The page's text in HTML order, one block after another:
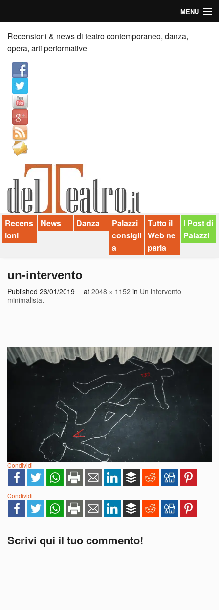
MENU
Home
Recensioni
Anticipazioni
News
Palazzi consiglia
Video
Chi siamo
Contatti
dT in English
Recensioni & news di teatro contemporaneo, danza,
opera, arti performative
Recens
ioni
News Danza
Palazzi
consigli
a
Tutto il
Web ne
parla
I Post di
Palazzi
un-intervento
Published 26/01/2019 at 2048 × 1152 in Un intervento
minimalista.
Condividi
Condividi
Scrivi qui il tuo commento!